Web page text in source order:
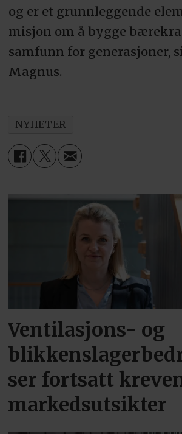
og er et grunnleggende
misjon om å bygge
samfunn for generasjoner,
Magnus.
NYHETER
Ventilasjons- og
ser fortsatt
markedsutsikter